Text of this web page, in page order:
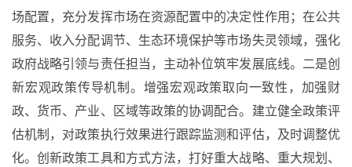
场配置，充分发挥市场在资源配置中的决定性作用；在公共
服务、收入分配调节、生态环境保护等市场失灵领域，强化
政府战略引领与责任担当，主动补位筑牢发展底线。二是创
新宏观政策传导机制。增强宏观政策取向一致性，加强财
政、货币、产业、区域等政策的协调配合。建立健全政策评
估机制，对政策执行效果进行跟踪监测和评估，及时调整优
化。创新政策工具和方式方法，打好重大战略、重大规划、